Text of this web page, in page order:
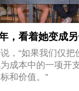
，看着她变成另
，“如果我们仅把
成本中的一项开
和价值。”